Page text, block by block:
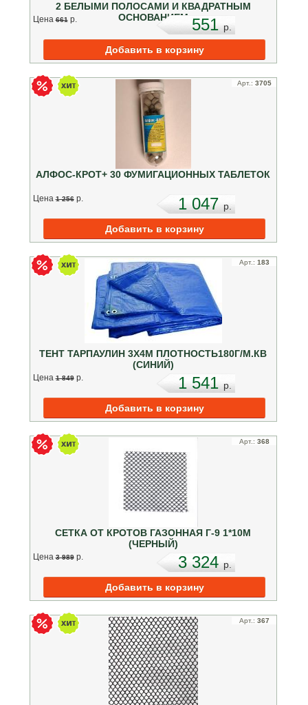
2 БЕЛЫМИ ПОЛОСАМИ И КВАДРАТНЫМ
ОСНОВАНИЕМ
Цена 661 p. 551p.
Арт.: 3705
АЛФОС-КРОТ+ 30 ФУМИГАЦИОННЫХ ТАБЛЕТОК
Цена 1 256 p. 1 047p.
Арт.: 183
ТЕНТ ТАРПАУЛИН 3Х4М ПЛОТНОСТЬ180Г/М.КВ
(СИНИЙ)
Цена 1 849 p. 1 541p.
Арт.: 368
СЕТКА ОТ КРОТОВ ГАЗОННАЯ Г-9 1*10М
(ЧЕРНЫЙ)
Цена 3 989 p. 3 324p.
Арт.: 367